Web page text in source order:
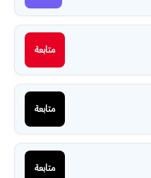
متابعة
متابعة
متابعة